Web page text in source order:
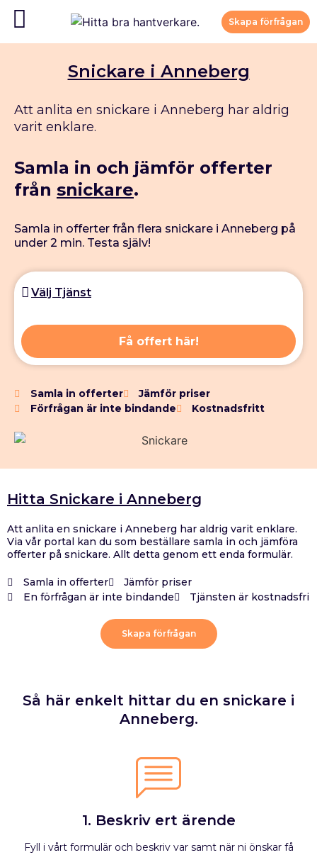
Skapa förfrågan
Snickare i Anneberg
Att anlita en snickare i Anneberg har aldrig
varit enklare.
Samla in och jämför offerter
från snickare.
Samla in offerter från flera snickare i Anneberg på
under 2 min. Testa själv!
Få offert här!
Samla in offerter
Jämför priser
Förfrågan är inte bindande
Kostnadsfritt
Hitta Snickare i Anneberg
Att anlita en snickare i Anneberg har aldrig varit enklare.
Via vår portal kan du som beställare samla in och jämföra
offerter på snickare. Allt detta genom ett enda formulär.
Samla in offerter
Jämför priser
En förfrågan är inte bindande
Tjänsten är kostnadsfri
Skapa förfrågan
Så här enkelt hittar du en snickare i
Anneberg.
1. Beskriv ert ärende
Fyll i vårt formulär och beskriv var samt när ni önskar få